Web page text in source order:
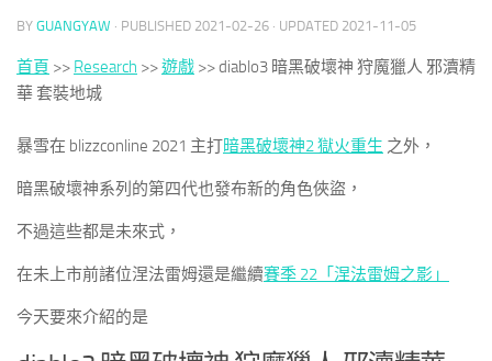
BY GUANGYAW · PUBLISHED 2021-02-26 · UPDATED 2021-11-05
首頁 >> Research >>遊戲 >>diablo3 暗黑破壞神 狩魔獵人 邪瀆精
華 套裝地城
暴雪在 blizzconline 2021 主打暗黑破壞神2 獄火重生 之外，
暗黑破壞神系列的第四代也發布新的角色俠盜，
不過這些都是未來式，
在未上市前諸位涅法雷姆還是繼續賽季 22「涅法雷姆之影」
今天要來介紹的是